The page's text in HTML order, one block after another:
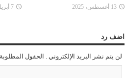
13 أغسطس، 2025 7 أبريل، 2025
اضف رد
لن يتم نشر البريد الإلكتروني . الحقول